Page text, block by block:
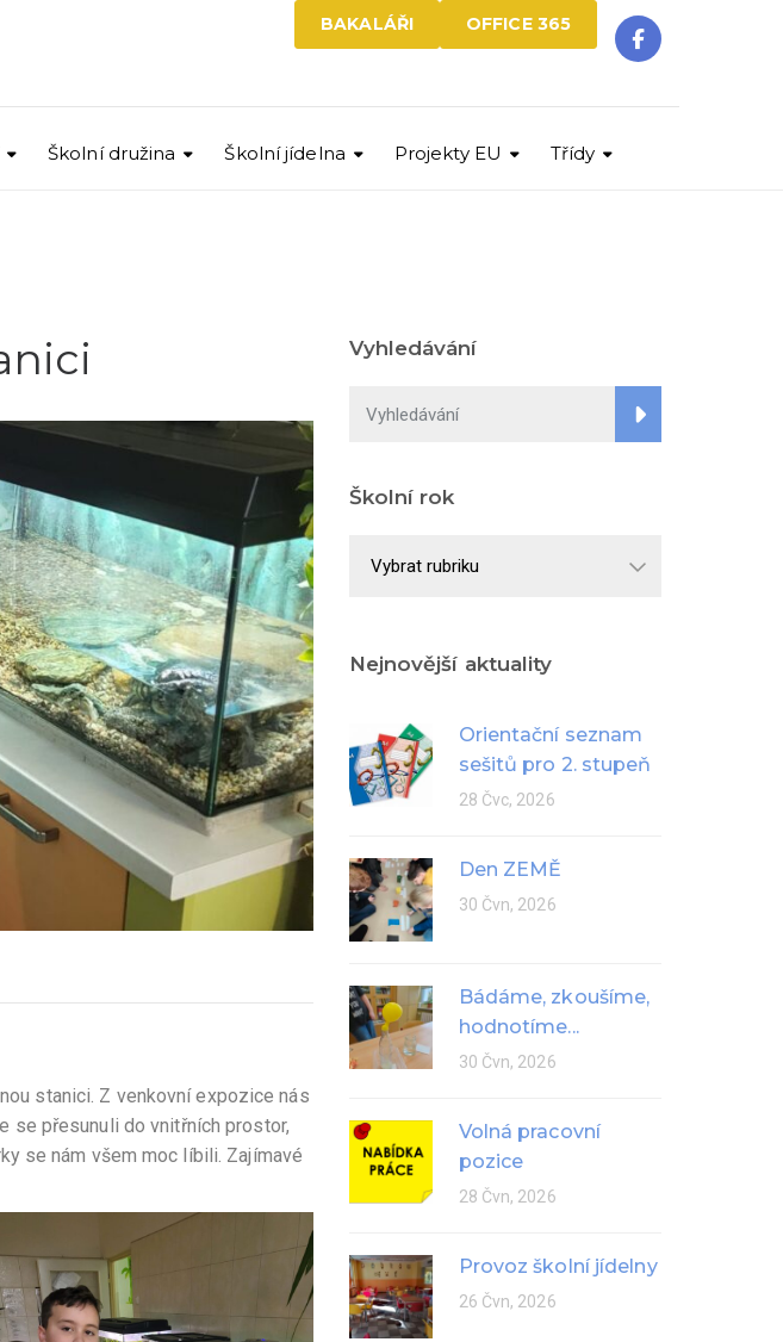
OFFICE 365
BAKALÁŘI
Školní družina Školní jídelna Projekty EU Třídy
stanici. Z venkovní expozice nás
se přesunuli do vnitřních prostor,
se nám všem moc líbili. Zajímavé
Vyhledávání
Školní rok
Nejnovější aktuality
Orientační seznam
sešitů pro 2. stupeň
28 Čvc, 2026
Den ZEMĚ
30 Čvn, 2026
Bádáme, zkoušíme,
hodnotíme...
30 Čvn, 2026
Volná pracovní
pozice
28 Čvn, 2026
Provoz školní jídelny
26 Čvn, 2026